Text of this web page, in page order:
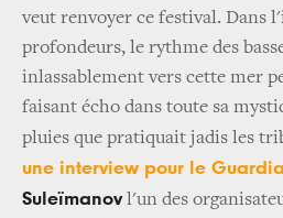
veut renvoyer ce festival. Dans
profondeurs, le rythme des
inlassablement vers cette mer
faisant écho dans toute sa
pluies que pratiquait jadis les
une interview pour le
Suleïmanovl'un des